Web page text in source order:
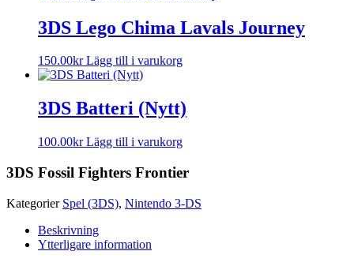
3DS Lego Chima Lavals Journey
150.00kr Lägg till i varukorg
3DS Batteri (Nytt)
100.00kr Lägg till i varukorg
3DS Fossil Fighters Frontier
Kategorier Spel (3DS), Nintendo 3-DS
Beskrivning
Ytterligare information